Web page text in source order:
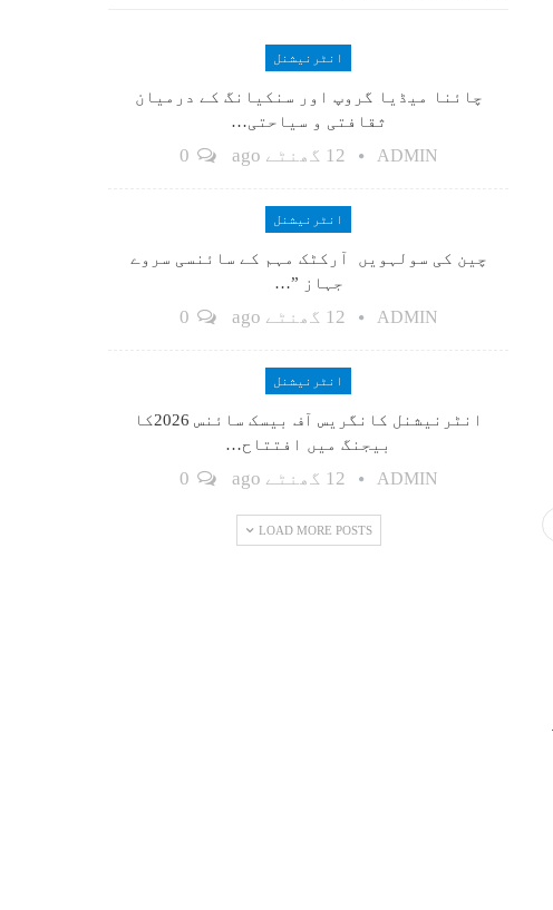
انٹرنیشنل
چائنا میڈیا گروپ اور سنکیانگ کے درمیان
ثقافتی و سیاحتی…
ADMIN 12 گھنٹے ago
انٹرنیشنل
چین کی سولہویں آرکٹک مہم کے سائنسی سروے
جہاز ”…
ADMIN 12 گھنٹے ago
انٹرنیشنل
انٹرنیشنل کانگریس آف بیسک سائنس 2026کا
بیجنگ میں افتتاح…
ADMIN 12 گھنٹے ago
LOAD MORE POSTS